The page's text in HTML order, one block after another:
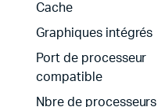
Cache
Graphiques intégrés
Port de processeur
compatible
Nbre de processeurs